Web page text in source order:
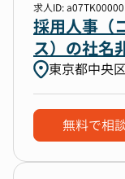
求人ID:
採用人事（
ス）の社名
東京都中央
無料で相